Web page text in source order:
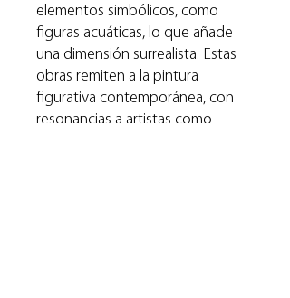
elementos simbólicos, como
figuras acuáticas, lo que añade
una dimensión surrealista. Estas
obras remiten a la pintura
figurativa contemporánea, con
resonancias a artistas como